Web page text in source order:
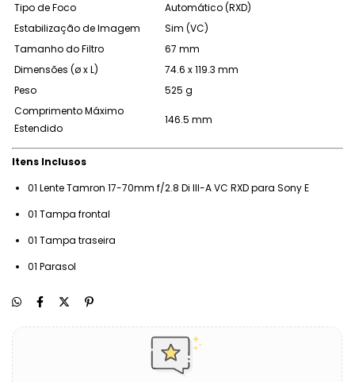
Tipo de Foco
Automático (RXD)
Estabilização de Imagem
Sim (VC)
Tamanho do Filtro
67 mm
Dimensões (ø x L)
74.6 x 119.3 mm
Peso
525 g
Comprimento Máximo
Estendido
146.5 mm
Itens Inclusos
01 Lente Tamron 17-70mm f/2.8 Di III-A VC RXD para Sony E
01 Tampa frontal
01 Tampa traseira
01 Parasol